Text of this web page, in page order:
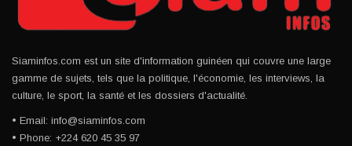
Siaminfos.com est un site d'information guinéen qui couvre une large
gamme de sujets, tels que la politique, l'économie, les interviews, la
culture, le sport, la santé et les dossiers d'actualité.
• Email: info@siaminfos.com
• Phone: +224 620 45 35 97